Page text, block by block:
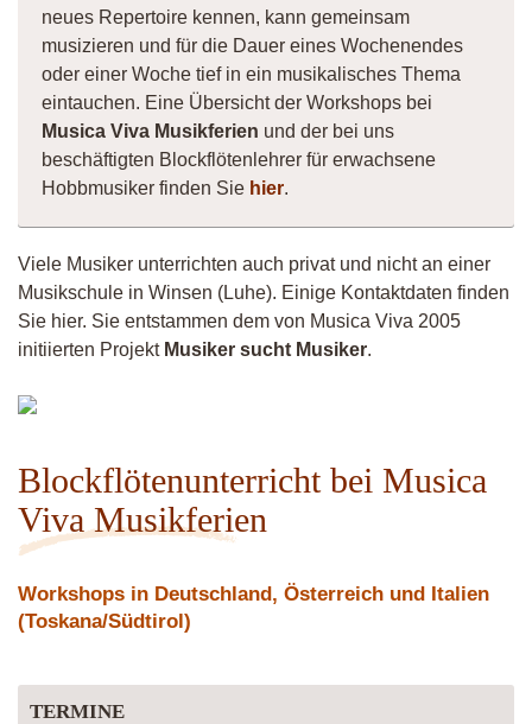
neues Repertoire kennen, kann gemeinsam
musizieren und für die Dauer eines Wochenendes
oder einer Woche tief in ein musikalisches Thema
eintauchen. Eine Übersicht der Workshops bei
Musica Viva Musikferien und der bei uns
beschäftigten Blockflötenlehrer für erwachsene
Hobbmusiker finden Sie hier.
Viele Musiker unterrichten auch privat und nicht an einer
Musikschule in Winsen (Luhe). Einige Kontaktdaten finden
Sie hier. Sie entstammen dem von Musica Viva 2005
initiierten Projekt Musiker sucht Musiker.
Blockflötenunterricht bei Musica
Viva Musikferien
Workshops in Deutschland, Österreich und Italien
(Toskana/Südtirol)
TERMINE